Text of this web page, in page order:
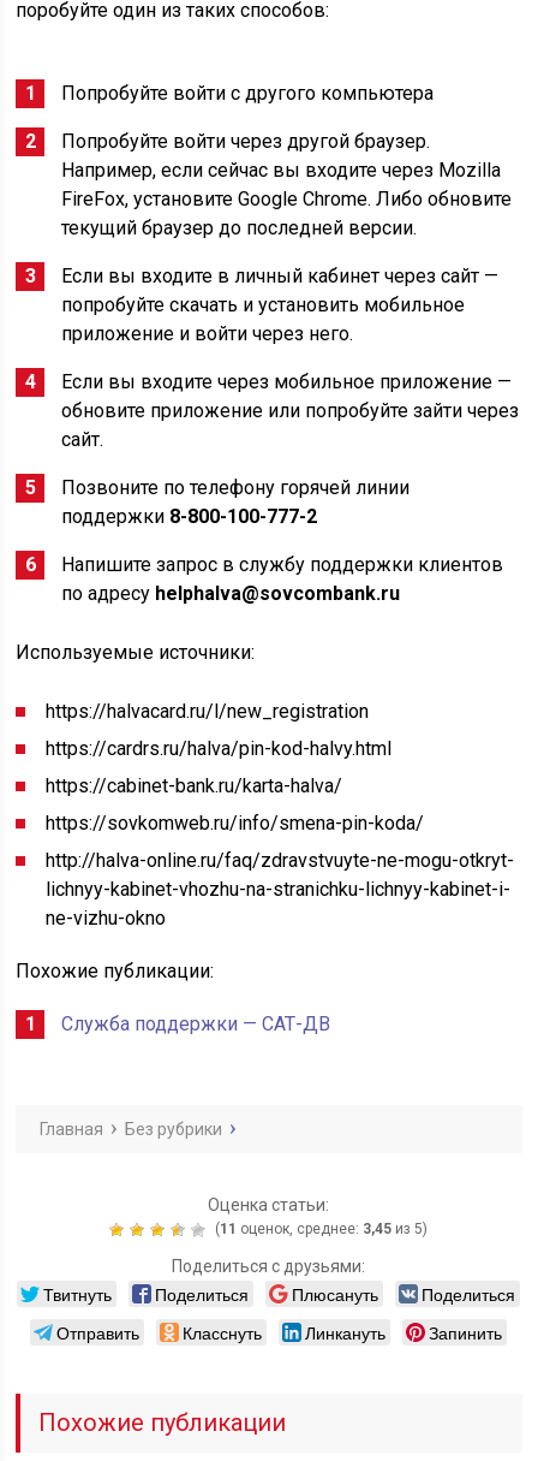
поробуйте один из таких способов:
Попробуйте войти с другого компьютера
Попробуйте войти через другой браузер.
Например, если сейчас вы входите через Mozilla
FireFox, установите Google Chrome. Либо обновите
текущий браузер до последней версии.
Если вы входите в личный кабинет через сайт —
попробуйте скачать и установить мобильное
приложение и войти через него.
Если вы входите через мобильное приложение —
обновите приложение или попробуйте зайти через
сайт.
Позвоните по телефону горячей линии
поддержки 8-800-100-777-2
Напишите запрос в службу поддержки клиентов
по адресу helphalva@sovcombank.ru
Используемые источники:
https://halvacard.ru/l/new_registration
https://cardrs.ru/halva/pin-kod-halvy.html
https://cabinet-bank.ru/karta-halva/
https://sovkomweb.ru/info/smena-pin-koda/
http://halva-online.ru/faq/zdravstvuyte-ne-mogu-otkryt-
lichnyy-kabinet-vhozhu-na-stranichku-lichnyy-kabinet-i-
ne-vizhu-okno
Похожие публикации:
Служба поддержки — САТ-ДВ
Главная Без рубрики
Оценка статьи:
(11 оценок, среднее: 3,45 из 5)
Поделиться с друзьями:
Твитнуть Поделиться Плюсануть
Поделиться
Отправить
Класснуть Линкануть Запинить
Похожие публикации